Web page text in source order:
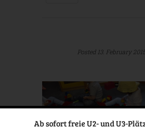
Posted13. February 2015
Ab sofort freie U2- und U3-